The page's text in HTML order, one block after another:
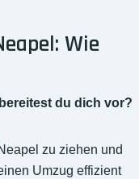
Wie
du dich vor?
zu ziehen und
Umzug effizient